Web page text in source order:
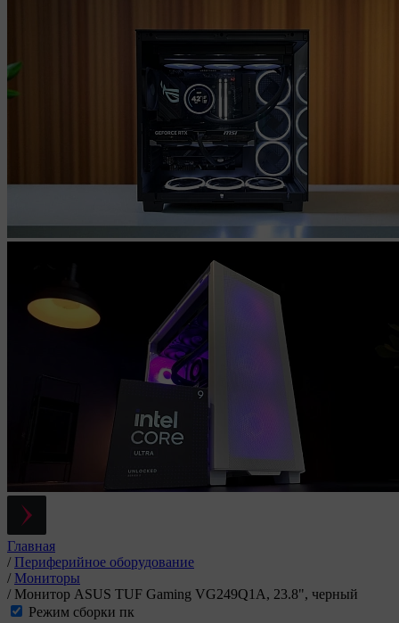
Главная
/ Периферийное оборудование
/ Мониторы
/ Монитор ASUS TUF Gaming VG249Q1A, 23.8", черный
Режим сборки пк